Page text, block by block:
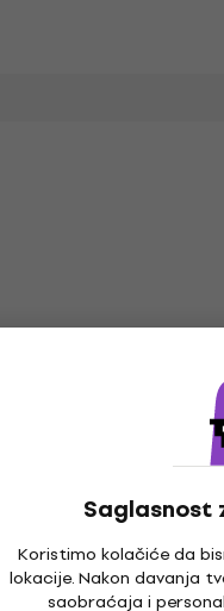
Saglasnost
Koristimo kolačiće da
lokacije. Nakon davanja
saobraćaja i
Arobas Music Guitar